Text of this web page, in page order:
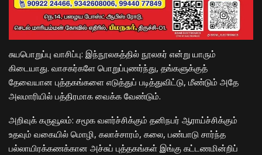
​சுயபொறுப்பு வாசிப்பு: இந்நூலகத்தில் நூலகர் என்று யாரும்
கிடையாது. வாசகர்களே பொறுப்புணர்ந்து, தங்களுக்குத்
தேவையான புத்தகங்களை எடுத்துப் படித்துவிட்டு, மீண்டும் அதே
அலமாரியில் பத்திரமாக வைக்க வேண்டும்.
​அறிவுக் கருவூலம்: சமூக வளர்ச்சிக்கும் தனிநபர் ஆராய்ச்சிக்கும்
உதவும் வகையில் மொழி, கலாச்சாரம், கலை, பண்பாடு சார்ந்த
பல்லாயிரக்கணக்கான அச்சுப் புத்தகங்கள் இங்கு கட்டணமின்றிப்